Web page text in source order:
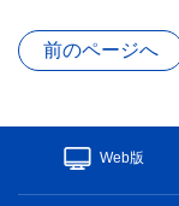
前のページへ
Web版